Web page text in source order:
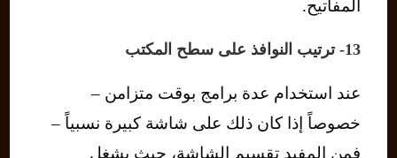
المفاتيح.
13- ترتيب النوافذ على سطح المكتب
عند استخدام عدة برامج بوقت متزامن –
خصوصاً إذا كان ذلك على شاشة كبيرة نسبياً –
فمن المفيد تقسيم الشاشة، حيث يشغل